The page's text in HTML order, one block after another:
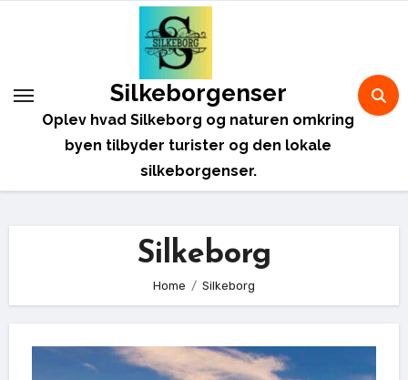
Silkeborgenser
Oplev hvad Silkeborg og naturen omkring
byen tilbyder turister og den lokale
silkeborgenser.
Silkeborg
Home Silkeborg